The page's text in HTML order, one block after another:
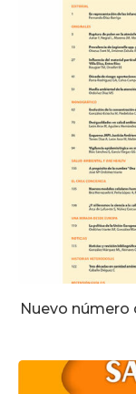
Nuevo número